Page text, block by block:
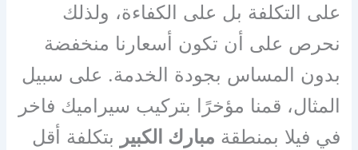
على التكلفة بل على الكفاءة، ولذلك
نحرص على أن تكون أسعارنا منخفضة
بدون المساس بجودة الخدمة. على سبيل
المثال، قمنا مؤخرًا بتركيب سيراميك فاخر
في فيلا بمنطقة مبارك الكبير بتكلفة أقل